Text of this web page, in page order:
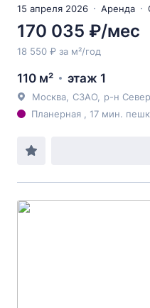
15 апреля 2026 Аренда
170 035 ₽/мес
18 550 ₽ за м²/год
110 м² этаж 1
Москва СЗАО р-н
Планерная , 17 мин.